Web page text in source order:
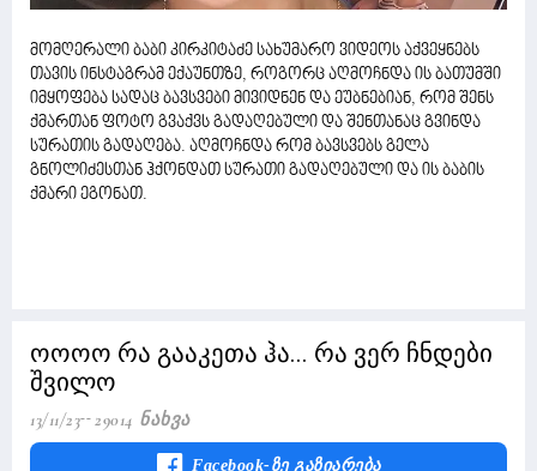
მომღერალი ბაბი კირკიტაძე სახუმარო ვიდეოს აქვეყნებს
თავის ინსტაგრამ ექაუნთზე, როგორც აღმოჩნდა ის ბათუმში
იმყოფება სადაც ბავსვები მივიდნენ და ეუბნებიან, რომ შენს
ქმართან ფოტო გვაქვს გადაღებული და შენთანაც გვინდა
სურათის გადაღება. აღმოჩნდა რომ ბავსვებს გელა
გნოლიძესთან ჰქონდათ სურათი გადაღებული და ის ბაბის
ქმარი ეგონათ.
ოოოო რა გააკეთა ჰა... რა ვერ ჩნდები
შვილო
13/11/23 29014 Ნახვა
Facebook-Ზე Გაზიარება